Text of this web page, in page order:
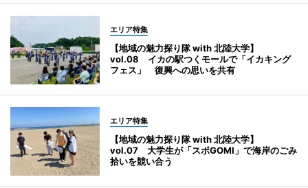
エリア特集
【地域の魅力探り隊 with 北陸大学】
vol.08 イカの駅つくモールで「イカキング
フェス」 復興への思いを共有
エリア特集
【地域の魅力探り隊 with 北陸大学】
vol.07 大学生が「スポGOMI」で海岸のごみ
拾いを競い合う